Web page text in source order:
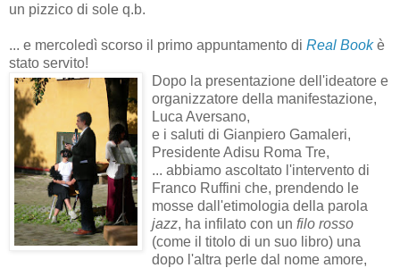
un pizzico di sole q.b.
... e mercoledì scorso il primo appuntamento di Real Bookè
stato servito!
Dopo la presentazione dell'ideatore e
organizzatore della manifestazione,
Luca Aversano,
e i saluti di Gianpiero Gamaleri,
Presidente Adisu Roma Tre,
... abbiamo ascoltato l'intervento di
Franco Ruffini che, prendendo le
mosse dall'etimologia della parola
jazz, ha infilato con un filo rosso
(come il titolo di un suo libro) una
dopo l'altra perle dal nome amore,